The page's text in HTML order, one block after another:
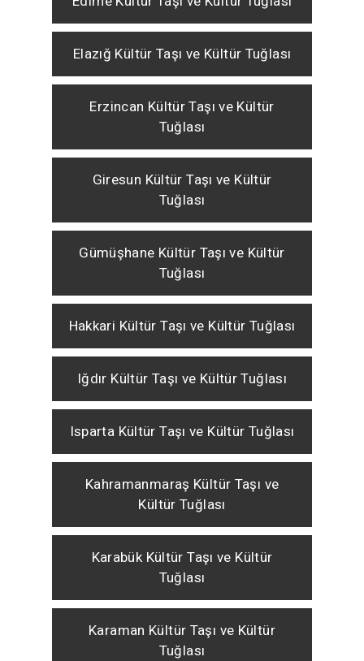
Elazığ Kültür Taşı ve Kültür Tuğlası
Erzincan Kültür Taşı ve Kültür
Tuğlası
Giresun Kültür Taşı ve Kültür
Tuğlası
Gümüşhane Kültür Taşı ve Kültür
Tuğlası
Hakkari Kültür Taşı ve Kültür Tuğlası
Iğdır Kültür Taşı ve Kültür Tuğlası
Isparta Kültür Taşı ve Kültür Tuğlası
Kahramanmaraş Kültür Taşı ve
Kültür Tuğlası
Karabük Kültür Taşı ve Kültür
Tuğlası
Karaman Kültür Taşı ve Kültür
Tuğlası